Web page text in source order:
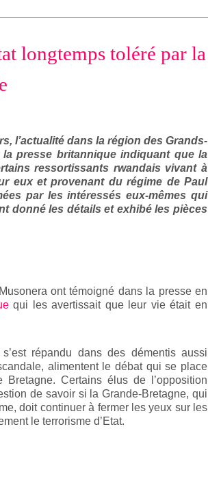
longtemps toléré par la
l’actualité dans la région des Grands-
presse britannique indiquant que la
ressortissants rwandais vivant à
eux et provenant du régime de Paul
par les intéressés eux-mêmes qui
donné les détails et exhibé les pièces
ont témoigné dans la presse en
qui les avertissait que leur vie était en
répandu dans des démentis aussi
alimentent le débat qui se place
Certains élus de l’opposition
de savoir si la Grande-Bretagne, qui
doit continuer à fermer les yeux sur les
le terrorisme d’Etat.